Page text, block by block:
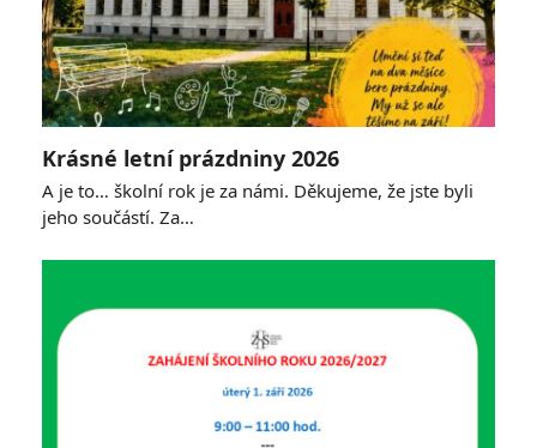
Krásné letní prázdniny 2026
A je to… školní rok je za námi. Děkujeme, že jste byli
jeho součástí. Za…